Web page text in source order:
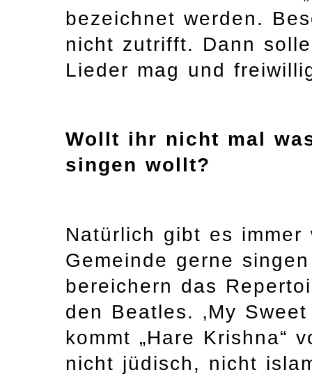
bezeichnet werden.
nicht zutrifft. Dann
Lieder mag und
Wollt ihr nicht mal
singen wollt?
Natürlich gibt es
Gemeinde gerne
bereichern das
den Beatles. ‚My
kommt „Hare Krishna“
nicht jüdisch, nicht